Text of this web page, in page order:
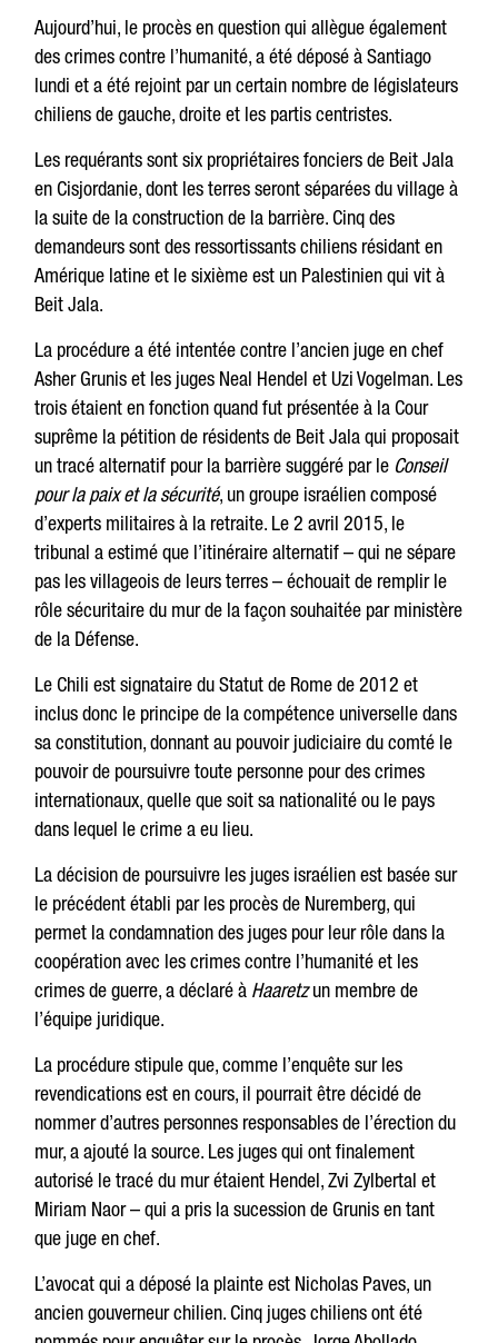
Aujourd’hui, le procès en question qui allègue également
des crimes contre l’humanité, a été déposé à Santiago
lundi et a été rejoint par un certain nombre de législateurs
chiliens de gauche, droite et les partis centristes.
Les requérants sont six propriétaires fonciers de Beit Jala
en Cisjordanie, dont les terres seront séparées du village à
la suite de la construction de la barrière. Cinq des
demandeurs sont des ressortissants chiliens résidant en
Amérique latine et le sixième est un Palestinien qui vit à
Beit Jala.
La procédure a été intentée contre l’ancien juge en chef
Asher Grunis et les juges Neal Hendel et Uzi Vogelman. Les
trois étaient en fonction quand fut présentée à la Cour
suprême la pétition de résidents de Beit Jala qui proposait
un tracé alternatif pour la barrière suggéré par le Conseil
pour la paix et la sécurité, un groupe israélien composé
d’experts militaires à la retraite. Le 2 avril 2015, le
tribunal a estimé que l’itinéraire alternatif – qui ne sépare
pas les villageois de leurs terres – échouait de remplir le
rôle sécuritaire du mur de la façon souhaitée par ministère
de la Défense.
Le Chili est signataire du Statut de Rome de 2012 et
inclus donc le principe de la compétence universelle dans
sa constitution, donnant au pouvoir judiciaire du comté le
pouvoir de poursuivre toute personne pour des crimes
internationaux, quelle que soit sa nationalité ou le pays
dans lequel le crime a eu lieu.
La décision de poursuivre les juges israélien est basée sur
le précédent établi par les procès de Nuremberg, qui
permet la condamnation des juges pour leur rôle dans la
coopération avec les crimes contre l’humanité et les
crimes de guerre, a déclaré à Haaretzun membre de
l’équipe juridique.
La procédure stipule que, comme l’enquête sur les
revendications est en cours, il pourrait être décidé de
nommer d’autres personnes responsables de l’érection du
mur, a ajouté la source. Les juges qui ont finalement
autorisé le tracé du mur étaient Hendel, Zvi Zylbertal et
Miriam Naor – qui a pris la sucession de Grunis en tant
que juge en chef.
L’avocat qui a déposé la plainte est Nicholas Paves, un
ancien gouverneur chilien. Cinq juges chiliens ont été